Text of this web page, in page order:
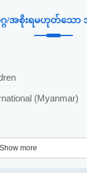
/အစိုးရမဟုတ်သော အ
(Myanmar)
Show more